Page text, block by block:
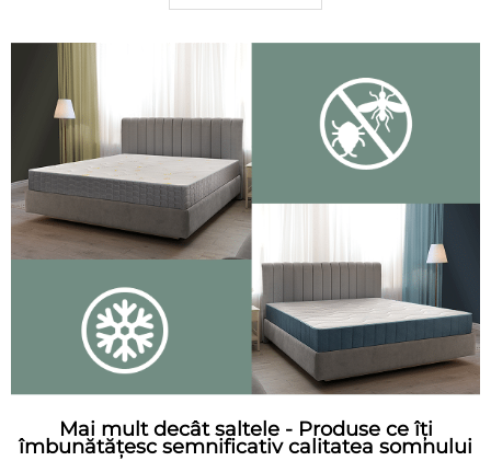
Mai mult decât saltele - Produse ce îți
îmbunătățesc semnificativ calitatea somnului